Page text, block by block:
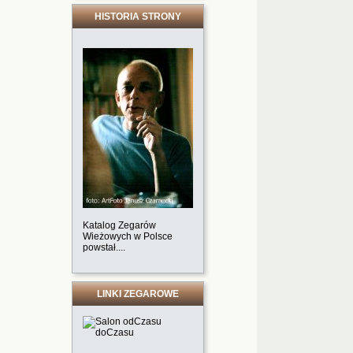
HISTORIA STRONY
Katalog Zegarów
Wieżowych w Polsce
powstał....
LINKI ZEGAROWE